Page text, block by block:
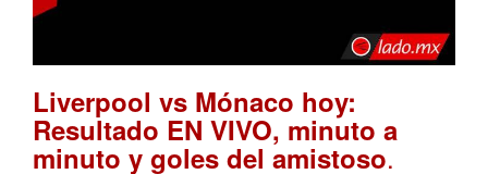
Liverpool vs Mónaco hoy:
Resultado EN VIVO, minuto a
minuto y goles del amistoso.